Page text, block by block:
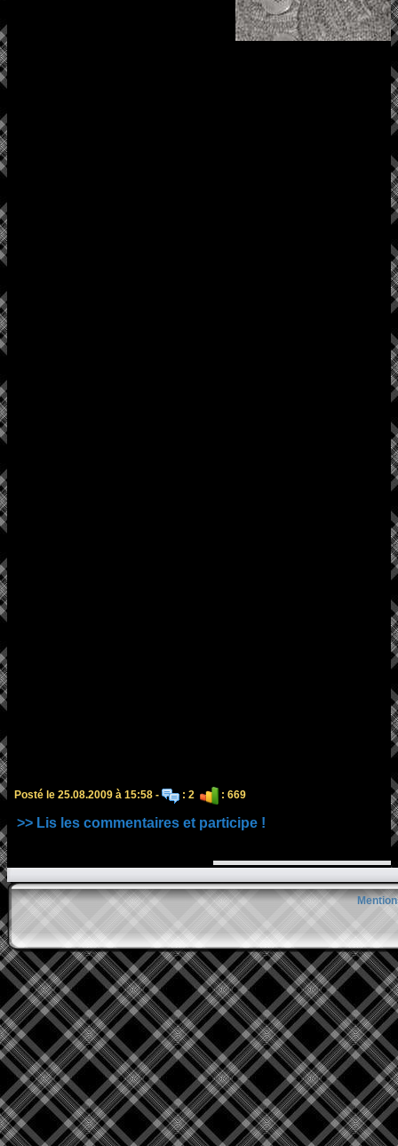
Posté le 25.08.2009 à 15:58 - : 2 : 669
>> Lis les commentaires et participe !